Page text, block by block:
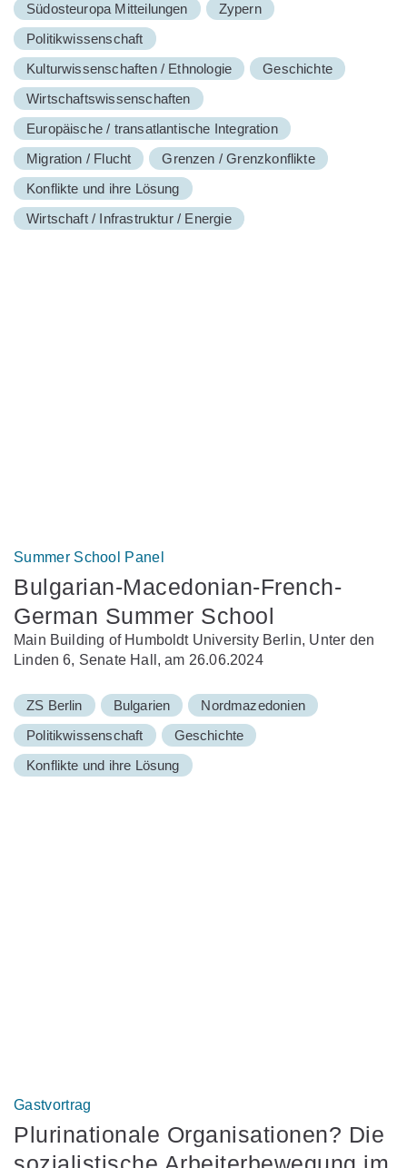
Südosteuropa Mitteilungen
Zypern
Politikwissenschaft
Kulturwissenschaften / Ethnologie
Geschichte
Wirtschaftswissenschaften
Europäische / transatlantische Integration
Migration / Flucht
Grenzen / Grenzkonflikte
Konflikte und ihre Lösung
Wirtschaft / Infrastruktur / Energie
Summer School Panel
Bulgarian-Macedonian-French-
German Summer School
Main Building of Humboldt University Berlin, Unter den
Linden 6, Senate Hall, am 26.06.2024
ZS Berlin Bulgarien
Nordmazedonien
Politikwissenschaft
Geschichte
Konflikte und ihre Lösung
Gastvortrag
Plurinationale Organisationen? Die